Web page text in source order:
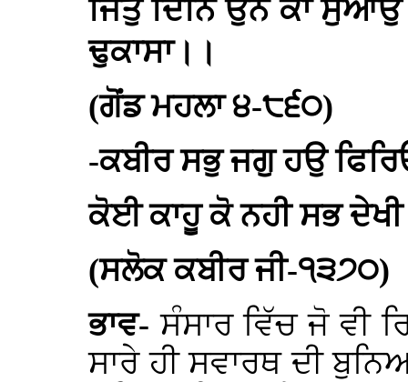
ਜਿਤੁ ਦਿਨਿ ਉਨ ਕਾ
ਢੁਕਾਸਾ।।
(ਗੋਂਡ ਮਹਲਾ ੪-੮੬੦)
-ਕਬੀਰ ਸਭੁ ਜਗੁ ਹਉ
ਕੋਈ ਕਾਹੂ ਕੋ ਨਹੀ ਸਭ
(ਸਲੋਕ ਕਬੀਰ ਜੀ-੧੩੭੦)
ਭਾਵ-ਸੰਸਾਰ ਵਿੱਚ ਜੋ ਵੀ
ਸਾਰੇ ਹੀ ਸਵਾਰਥ ਦੀ